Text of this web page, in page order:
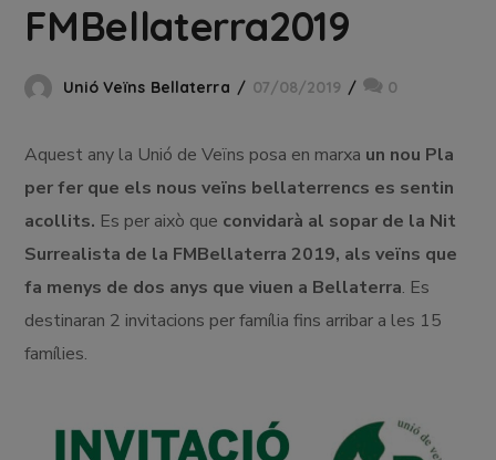
FMBellaterra2019
Unió Veïns Bellaterra 07/08/2019 0
Aquest any la Unió de Veïns posa en marxa un nou Pla
per fer que els nous veïns bellaterrencs es sentin
acollits. Es per això que convidarà al sopar de la Nit
Surrealista de la FMBellaterra 2019, als veïns que
fa menys de dos anys que viuen a Bellaterra. Es
destinaran 2 invitacions per família fins arribar a les 15
famílies.